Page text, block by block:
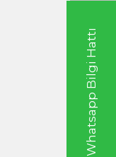
Whatsapp Bilgi Hattı
Çiçek Balı 650g